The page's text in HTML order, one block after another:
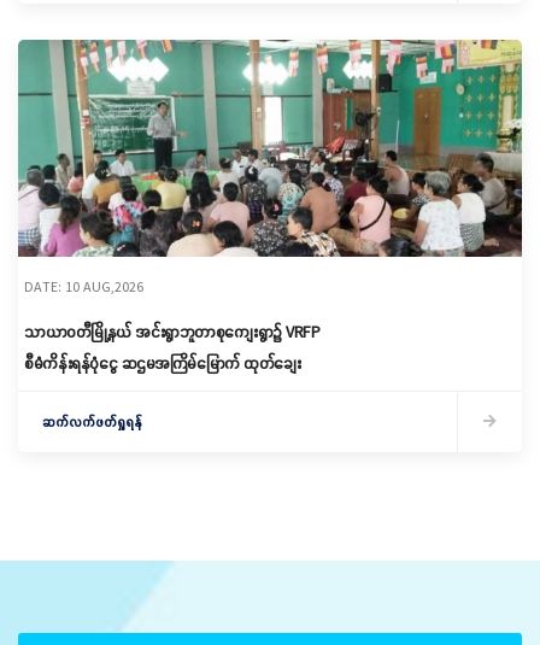
DATE: 10 AUG,2026
သာယာဝတီမြို့နယ် အင်းရွာဘူတာစုကျေးရွာ၌ ‌VRFP
စီမံကိန်းရန်ပုံငွေ ဆဌမအကြိမ်မြောက် ထုတ်ချေး
ဆက်လက်ဖတ်ရှုရန်